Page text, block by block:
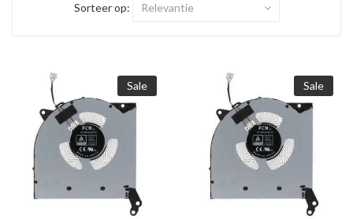
Sorteer op: Relevantie
Sale Sale